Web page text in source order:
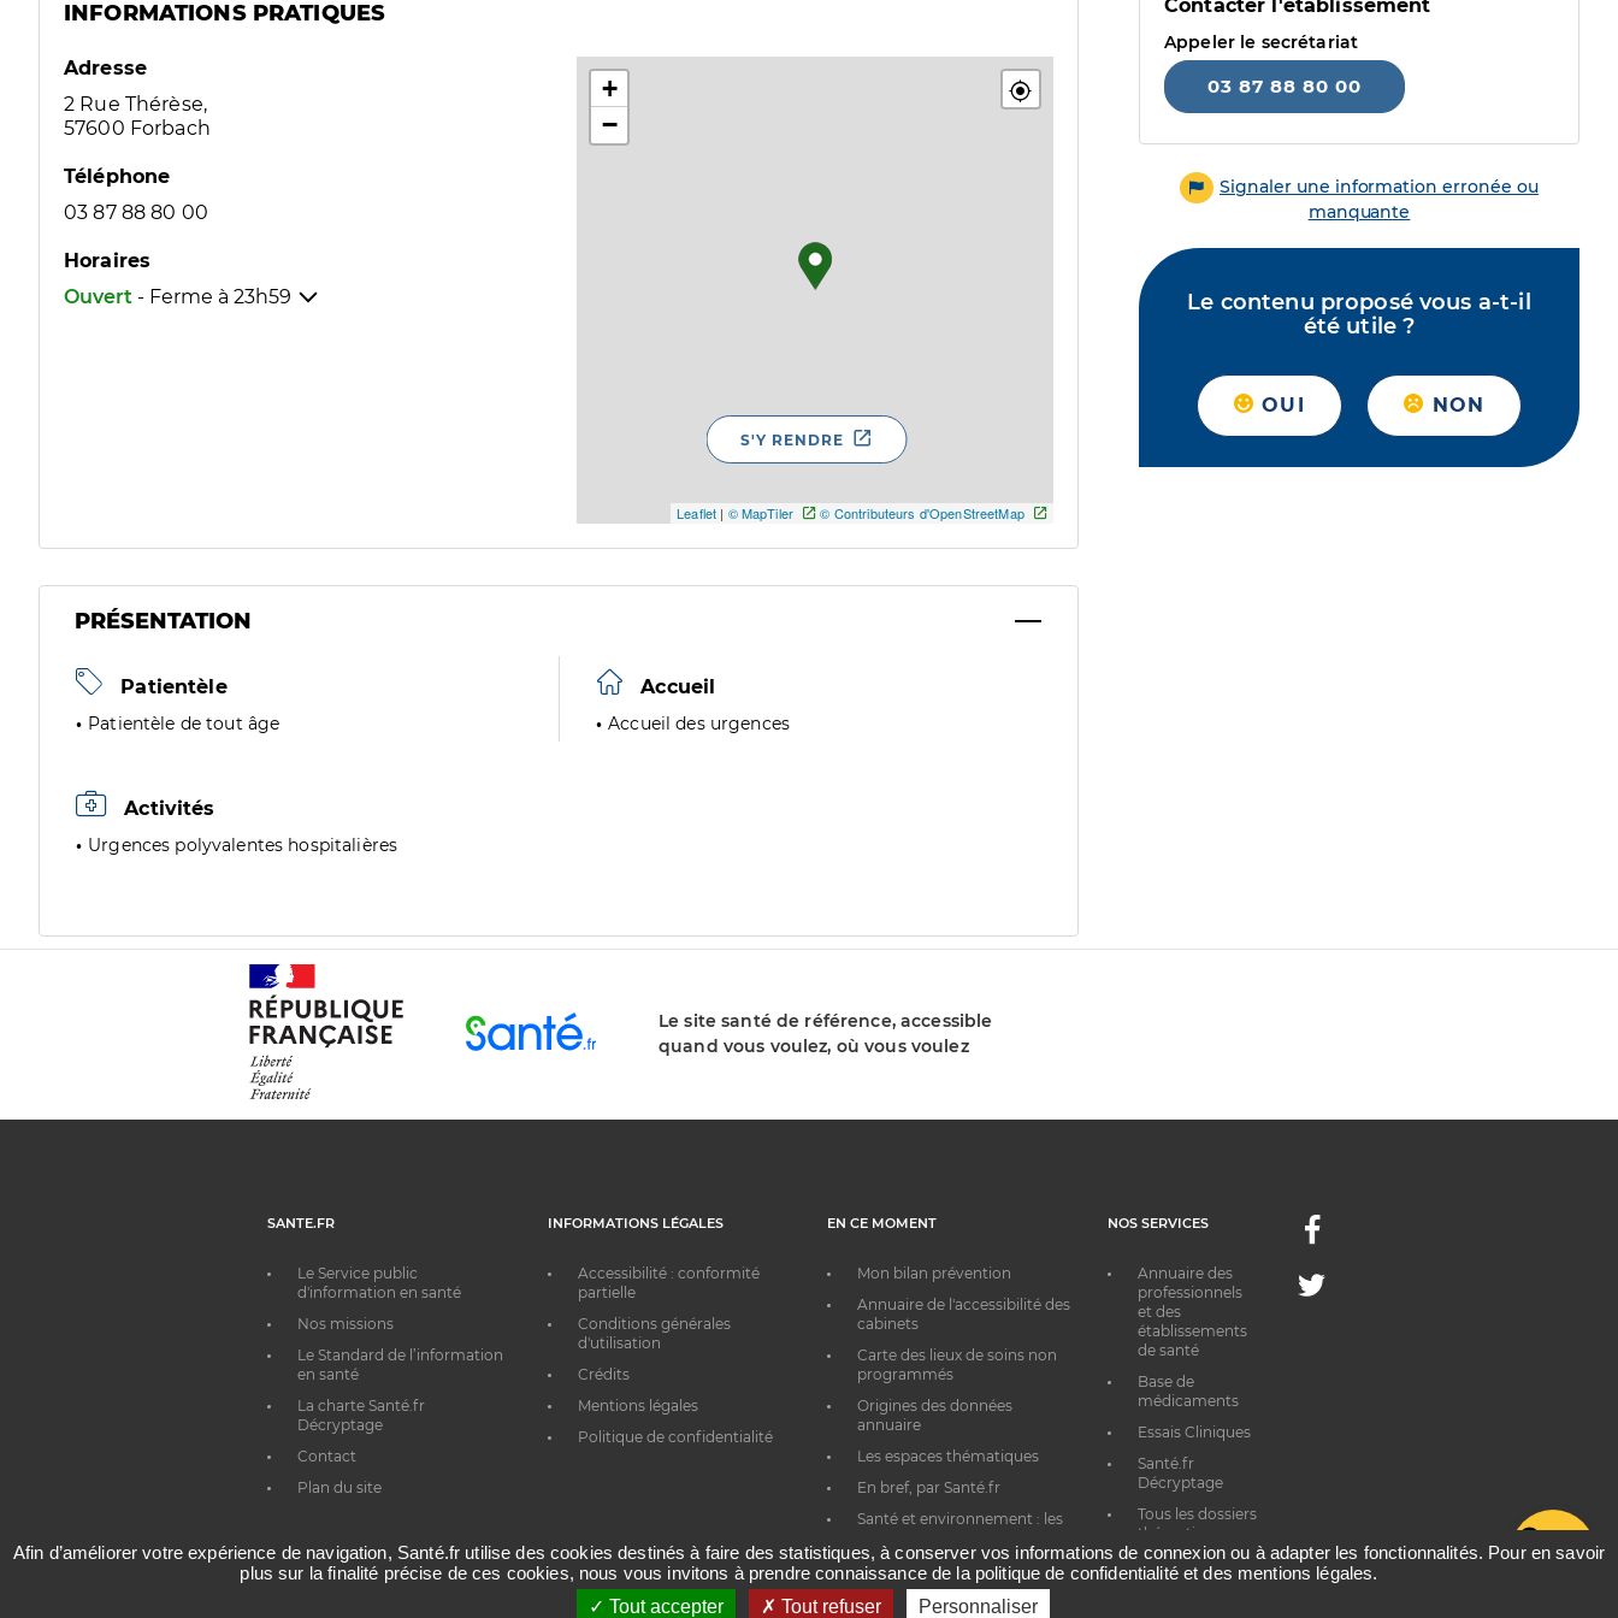
INFORMATIONS PRATIQUES
Adresse
2 Rue Thérèse,
57600 Forbach
Téléphone
03 87 88 80 00
Horaires
Ouvert - Ferme à 23h59
+
−
Leaflet | © MapTiler © Contributeurs d'OpenStreetMap
S'Y RENDRE
PRÉSENTATION
Patientèle
Patientèle de tout âge
Accueil
Accueil des urgences
Activités
Urgences polyvalentes hospitalières
Contacter l'établissement
Appeler le secrétariat
03 87 88 80 00
Signaler une information erronée ou
manquante
Le contenu proposé vous a-t-il
été utile ?
OUI NON
Le site santé de référence, accessible
quand vous voulez, où vous voulez
SANTE.FR
Le Service public
d'information en santé
Nos missions
Le Standard de l’information
en santé
La charte Santé.fr
Décryptage
Contact
Plan du site
INFORMATIONS LÉGALES
Accessibilité : conformité
partielle
Conditions générales
d'utilisation
Crédits
Mentions légales
Politique de confidentialité
EN CE MOMENT
Mon bilan prévention
Annuaire de l'accessibilité des
cabinets
Carte des lieux de soins non
programmés
Origines des données
annuaire
Les espaces thématiques
En bref, par Santé.fr
Santé et environnement : les
NOS SERVICES
Annuaire des
professionnels
et des
établissements
de santé
Base de
médicaments
Essais Cliniques
Santé.fr
Décryptage
Tous les dossiers
thématiques
Facebook
Twitter
Afin d’améliorer votre expérience de navigation, Santé.fr utilise des cookies destinés à faire des statistiques, à conserver vos informations de connexion ou à adapter les fonctionnalités. Pour en savoir
plus sur la finalité précise de ces cookies, nous vous invitons à prendre connaissance de la politique de confidentialité et des mentions légales.
Tout accepter
Tout refuser Personnaliser